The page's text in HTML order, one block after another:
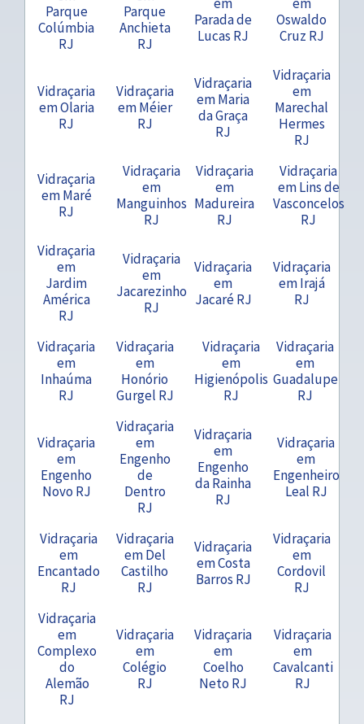
Parque
Colúmbia
RJ
Parque
Anchieta
RJ
Parada de
Lucas RJ
Oswaldo
Cruz RJ
Vidraçaria
em Olaria
RJ
Vidraçaria
em Méier
RJ
Vidraçaria
em Maria
da Graça
RJ
Vidraçaria
em
Marechal
Hermes
RJ
Vidraçaria
em Maré
RJ
Vidraçaria
em
Manguinhos
RJ
Vidraçaria
em
Madureira
RJ
Vidraçaria
em Lins de
Vasconcelos
RJ
Vidraçaria
em
Jardim
América
RJ
Vidraçaria
em
Jacarezinho
RJ
Vidraçaria
em
Jacaré RJ
Vidraçaria
em Irajá
RJ
Vidraçaria
em
Inhaúma
RJ
Vidraçaria
em
Honório
Gurgel RJ
Vidraçaria
em
Higienópolis
RJ
Vidraçaria
em
Guadalupe
RJ
Vidraçaria
em
Engenho
Novo RJ
Vidraçaria
em
Engenho
de
Dentro
RJ
Vidraçaria
em
Engenho
da Rainha
RJ
Vidraçaria
em
Engenheiro
Leal RJ
Vidraçaria
em
Encantado
RJ
Vidraçaria
em Del
Castilho
RJ
Vidraçaria
em Costa
Barros RJ
Vidraçaria
em
Cordovil
RJ
Vidraçaria
em
Complexo
do
Alemão
RJ
Vidraçaria
em
Colégio
RJ
Vidraçaria
em
Coelho
Neto RJ
Vidraçaria
em
Cavalcanti
RJ